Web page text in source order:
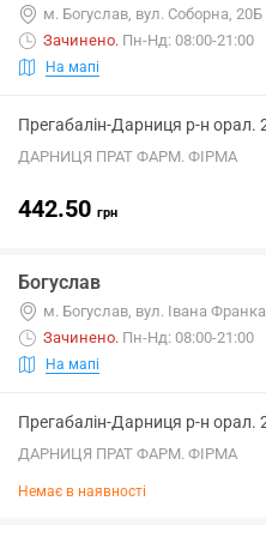
м. Богуслав, вул. Соборна, 20Б
Зачинено. Пн-Нд: 08:00-21:00
На мапі
Прегабалін-Дарниця р-н
ДАРНИЦЯ ПРАТ ФАРМ. ФІРМА
442.50 грн
Богуслав
м. Богуслав, вул. Івана
Зачинено. Пн-Нд: 08:00-21:00
На мапі
Прегабалін-Дарниця р-н
ДАРНИЦЯ ПРАТ ФАРМ. ФІРМА
Немає в наявності